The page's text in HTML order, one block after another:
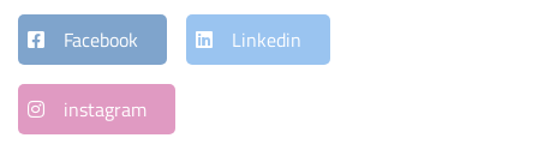
Facebook Linkedin
instagram